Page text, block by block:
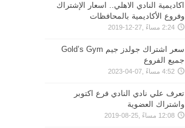
اكاديمية النادي الاهلي.. اسعار الإشتراك
وفروع الأكاديمية بالمحافظات
2:24 مساءً ,27-12-2019
سعر اشتراك جولدز جيم Gold’s Gym
جميع الفروع
4:52 مساءً ,07-04-2023
تعرف علي نادي النادي فرع اكتوبر
واشتراك العضوية
12:08 مساءً ,25-08-2019